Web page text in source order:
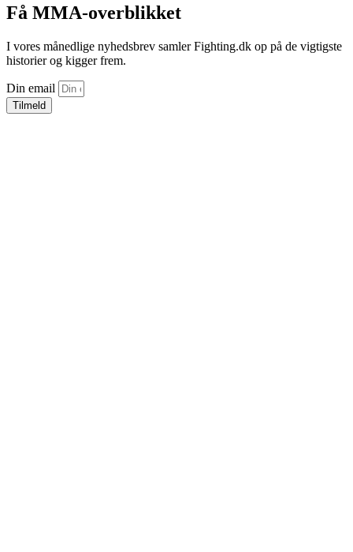
Få MMA-overblikket
I vores månedlige nyhedsbrev samler Fighting.dk op på de vigtigste
historier og kigger frem.
Din email
Tilmeld